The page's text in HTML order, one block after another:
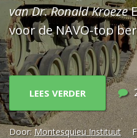
van Dr. Ronald KroezeEnkele weken voor de NAVO-top berichtte de NOS: "Nederlanders opgepakt voor corruptie bij NAVO-aanbestedingen". Een aantal functionarissen, waaronder een Nederlands oud-ambtenaar van Defensie was opgepakt vanwege omkoping en fraude bij de aanschaf van militaire drones en munitie.[1] In het belang van het onderzoek zal er de komende tijd weinig over worden bericht. Mede daardoor raken dergelijke voorvallen snel uit beeld. De geschiedenis kent echter veel voorbeelden van integriteitsaffaires rondom grootschalige defensie-uitgaven. Sterker, aanbestedingsprocedures in de defensie- en luchtvaartindustrie behoren samen met offshore-projecten tot de meest corruptiegevoelige.[2] Hoe valt dat te verklaren? En welke inzichten levert een nadere blik op de geschiedenis op? Deze vragen zijn des te relevanter nu op de onlangs gehouden NAVO-top in Den Haag een historische stijging van de defensie-uitgaven, tot 5% van het BNP, is afgesproken. Dat gebeurt een jaar nadat wereldwijd al de grootste stijging van de defensie-uitgaven sinds de jaren negentig werd geconstateerd.[3] Alleen al in Nederland zullen in de komende jaren tientallen miljarden extra worden uitgegeven aan defensie.[4] Die uitgaven komen bovenop eerdere besluiten voor de aanschaf van fregatten (€ 5-8 miljard) en onderzeeërs (€ 4-6 miljard), evenals munitie en Leopardtanks (€ 1-2,5 miljard) in reactie op de Rusland-Oekraïneoorlog. Een tweede reden om stil te staan bij dit onderwerp is de complexiteit ervan. Uit historische casuïstiek blijkt dat integriteitsrisico’s bij militaire uitgaven niet alleen gaan over simpele vormen van omkoping, maar ook over een inefficiënte besteding van belastinggeld, (on)doorzichtige besluitvormingsprocedures en gebrekkige verantwoording. Bovendien veranderen integriteitsnormen door de tijd heen. Ten derde raakt het onderwerp aan een kernvraagstuk van democratische orde: wat geldt als een (on)verantwoorde inzet van publieke middelen? ‘Oorlogsprofiteurs’ en drastische opschalingen tijdens oorlogen Historisch gezien is een oorlogssituatie een voedingsbodem voor militaire aanbestedingsaffaires. Berucht zijn de debatten over ‘oorlogsprofiteurs’; over individuen en bedrijven die financieel profiteerden van de handel en verkoop van producten – niet in de laatste plaats oorlogsmateriaal - tijdens de Eerste Wereldoorlog (1914-1918).[5] Een oorzaak was de gehaaste opschaling van het leger en de daarmee gepaard gaande, snel stijgende staatsuitgaven. Bedenk daarbij dat bijvoorbeeld het Duitse leger in een gemiddelde slag meer granaten afschoot dan tijdens de gehele Frans-Duitse oorlog (1870-71). Ook in Engeland was er al snel sprake van grote wapen- en munitietekorten en werd er drastisch opgeschaald. Daar stegen de militaire uitgaven in een paar jaar tijd van enkele honderden miljoenen pond tot ruim boven het miljard (40% van het BNP). Een speciaal megaministerie – het Ministry of Munitions onder leiding van Loyd George – werd in 1915 opgericht om de aanschaf en productie te coördineren. De output steeg, maar het ministerie werd ook bekritiseerd vanwege verspilling, misbruik en het verlenen van al te lucratieve orders. Dat brengt ons bij een tweede voedingsbodem voor integriteitskwesties als snel wordt opgeschaald in tijden van oorlog: (het risico op) belangenverstrengeling. Dit werd tijdens de Eerste Wereldoorlog in de hand gewerkt door de wens dat de oorlog politieke verschillen tenietdeed en dat niet de markt maar een innige samenwerking van leger, industrie en overheid het meest efficiënt zou zijn. Parlementair debat en controle golden als vertragend, kritiek in de media als onpatriottisch. Censuur volgde in haast alle landen. In het semi-autocratische Duitse keizerrijk ging die zover dat een goed gesprek over wat er misging pas na de oorlog op gang kwam. Toen raakte het echter vermengd met gevoelens van onvrede over de afloop van de oorlog en wierp zo een schaduw over de jonge Weimar-republiek. Het stilzwijgen van integriteitsvragen bleek geen goed recept te zijn geweest.[6] De vraag naar mens en materieel was van een nog grotere omvang tijdens de Tweede Wereldoorlog. In de Verenigde Staten stegen de federale uitgaven van onder de 5% naar bijna 45% van het BNP in 1944, ofwel naar meer dan een biljoen dollar. Als leider van de Westerse geallieerden en als ‘arsenal of democracy’ moesten de VS een inhaalslag maken na jaren van isolationisme om Nazi-Duitsland en Japan te kunnen verslaan. In die tijd maakte senator Harry Truman een tour door Amerika om de uitgezette orders en productielocaties te inspecteren. Hij zag allerlei voorbeelden van verspilling en misbruik. President Franklin D. Roosevelt twijfelde over de noodzaak maar nog tijdens de oorlog werd een ‘Special Committee to Investigate the National Defense Program’ onder voorzitterschap van Truman ingesteld. Truman stelde: “There will be no attempt to muckrake the defense program, neither will the unsavory things be avoided. The welfare of the whole country is at stake in the successful conclusion of our national defense policy. Where there has been so much haste in the expenditure of such enormous sums there are bound to be leaks and mistakes of judgment. Many people believe in both patriotism and profits, but sometimes, unfortunately, profits come first with them.” De door Truman geleide parlementaire onderzoekscommissie legde onder andere bloot dat door het leger ingehuurde aannemers excessieve bedragen ontvingen, dat duurbetaalde vliegtuigmotoren voor de luchtmacht niet functioneerden en dat vertegenwoordigers van wapenproducenten hoge vergoedingen kregen. Truman werd gewaardeerd om zijn kritische houding die de verspilling van miljarden hielp voorkomen. Hij bouwde veel krediet op en volgde in 1945 Roosevelt op als de 33e president van de Verenigde Staten. Dit voorbeeld toont ook iets anders: de inherente spanning tussen democratie en oorlogvoeren. De eerste vereist zorgvuldige controleprocedures, openbaarheid en betrokkenheid van politieke stakeholders om draagvlak te waarborgen, maar tijdens een oorlogssituatie neemt de druk toe om deze principes terzijde te schuiven, want oorlog vereist discretie, efficiëntie, daadkrachtige hiërarchische beslisstructuren en eensgezindheid (rally around the flag) om de vijand moreel en materieel te kunnen verslaan.[7] Debatten na 1945 stonden nog meer in het teken van hoe deze twee uitersten te verenigen. Hogere democratische eisen en complexere orders na 1945 De ervaringen met nazidictatuur en oorlog maakten dat de democratie veel nadrukkelijker werd gewaardeerd in het Westen na 1945. Nieuwe oorlogen dienden zich echter alweer aan. In Nederland eiste de koloniale oorlog tegen Indonesië een snelle opschaling van het leger. Na het einde daarvan in 1949 was het vooral de Koude Oorlog die om grote uitgaven vroeg. Als lid van de NAVO en onder druk van de Amerikanen besloot de Nederlandse politiek het toen ongekende bedrag van fl.1,5 miljard aan defensie te besteden, ofwel 6,5% van het BNP.[8] Enkele jaren later brak het eerste grote naoorlogse aanbestedingsschandaal uit – de Helmenaffaire (1958-1960) – toen uitkwam dat de voor veel geld aanschafte helmen en gasmakers van ondeugdelijke kwaliteit waren. Tevens bleek dat door vertegenwoordigers en militairen aan deze transacties was verdiend. Een Tweede Kamercommissie onder leiding van Theo Koersen – de Commissie Onderzoek Militair Aankoopbeleid (COMA) – deed onderzoek. De commissie constateerde geen structurele corruptie maar wel enkele misstanden en deed voorstellen voor de verbetering van het aanschafbeleid en de controle daarop door parlement en Algemene Rekenkamer.[9] Het meest beruchte militaire aanbestedingsschandaal uit de Nederlandse geschiedenis is de Lockheedaffaire (1976). Nadat de eerste geruchten over mogelijke omkoping van prins Bernhard vanuit Amerika waren overgewaaid, stelde het kabinet-Den Uyl (1973-1977) een commissie van drie onafhankelijke onderzoekers aan. Deze Commissie van Drie stelde vast dat prins Bernhard – naast prins-gemaal tevens actief als lobbyist en inspecteur-generaal van het leger – in ruil voor het vragen en deels ook ontvangen van geld van het Amerikaanse Lockheed de regering had gepoogd te beïnvloeden voor de aanschaf van vliegtuigen. Nadien werd ook een Commissie voor het Onderzoek naar het Aanschaffingsbeleid op het gebied van defensiemateriaal en de Controle daarop (COAC) ingesteld. Deze parlementaire onderzoekscommissie analyseerde de aanschaf van 105 Northrop F-5 gevechtsvliegtuigen in 1967.[10] Er werd wederom geen systematische corruptie geconstateerd, maar wel gebreken en integriteitsrisico’s: militairen die beslissingen namen zonder toestemming van de minister, de invloed die uitging van lobbyisten, machtige internationaal opererende defensiebedrijven en andere NAVO-regeringen, in het bijzonder de VS. Daardoor verliep het aanschafproces onverantwoord rommelig. Bovendien werd de Kamer nauwelijks geïnformeerd. Zelfs niet over het feit dat het goedgekeurde budget van fl. 605 miljoen met fl. 65 miljoen zou worden overschreden. De aanbevelingen van COMA en COAC zouden in de jaren tachtig, steeds duidelijker hun beslag krijgen. Dat gebeurde in het kielzog van de parlementaire enquête naar het faillissement van Rijn-Schelde-Verolme (RSV) in 1983/84. Die enquête ging over gebreken bij de besluitvorming omtrent de miljardensteun aan het verliesgevende RSV. Tijdens het onderzoek kwam ook mogelijke corruptie bij Marineorders naar boven, zoals bij de aanschaf van fregatten voor Indonesië en onderzeeboten voor Taiwan. De meest relevante bijvangst was de enorme kostenoverschrijding inzake de aanschaf van nieuwe onderzeeboten van de Walrusklasse voor de Nederlandse marine. Een nader onderzoek van de Rekenkamer naar de ‘Walrusaffaire’ wees op een kostenoverschrijding van honderden miljoenen.[11] Er werd lering uit getrokken: nadien werden grotere militaire aanbestedingen nauwkeuriger onder de loop genomen door de Rekenkamer en parlement. Laatstgenoemde gebruikte
Door:Montesquieu Instituut
LEES VERDER